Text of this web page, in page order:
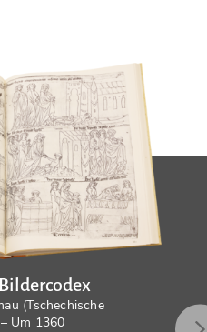
(Tschechische
Um 1360